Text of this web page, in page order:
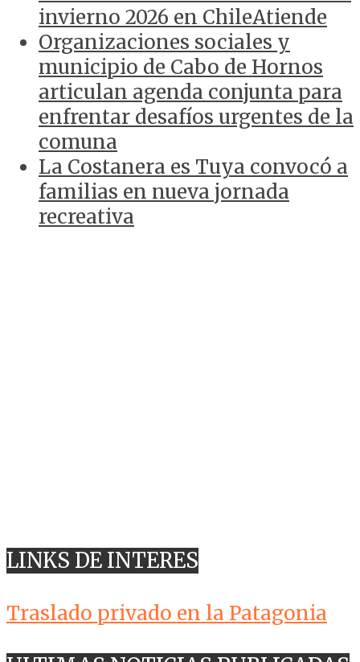
invierno 2026 en ChileAtiende
Organizaciones sociales y
municipio de Cabo de Hornos
articulan agenda conjunta para
enfrentar desafíos urgentes de la
comuna
La Costanera es Tuya convocó a
familias en nueva jornada
recreativa
LINKS DE INTERES
Traslado privado en la Patagonia